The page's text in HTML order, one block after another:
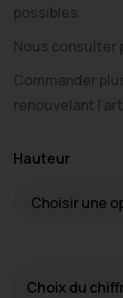
possibles.
Nous consulter
Commander
renouvelant
Hauteur
Choix du